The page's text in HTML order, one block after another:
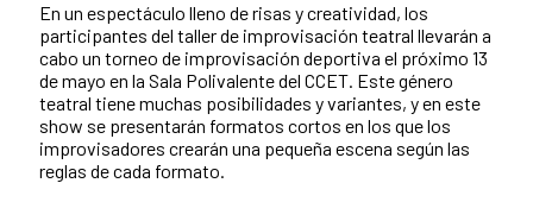
En un espectáculo lleno de risas y creatividad, los
participantes del taller de improvisación teatral llevarán a
cabo un torneo de improvisación deportiva el próximo 13
de mayo en la Sala Polivalente del CCET. Este género
teatral tiene muchas posibilidades y variantes, y en este
show se presentarán formatos cortos en los que los
improvisadores crearán una pequeña escena según las
reglas de cada formato.